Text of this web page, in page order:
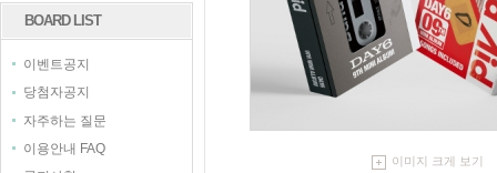
BOARD LIST
이벤트공지
당첨자공지
자주하는 질문
이용안내 FAQ
이미지 크게 보기